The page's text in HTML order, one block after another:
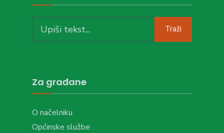
for:
Traži
Za građane
O načelniku
Općinske službe